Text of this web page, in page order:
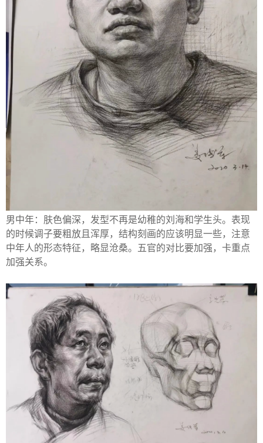
男中年：肤色偏深，发型不再是幼稚的刘海和学生头。表现
的时候调子要粗放且浑厚，结构刻画的应该明显一些，注意
中年人的形态特征，略显沧桑。五官的对比要加强，卡重点
加强关系。